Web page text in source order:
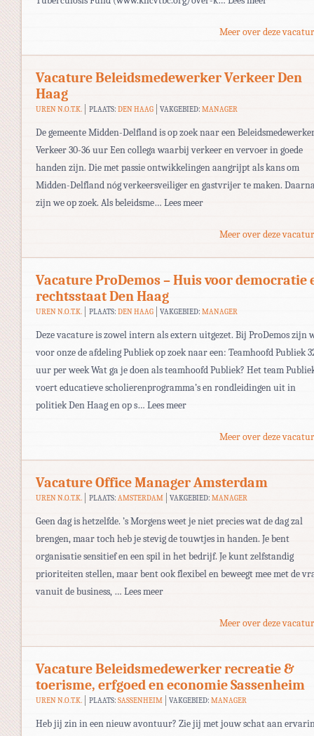
Meer over deze
Vacature Beleidsmedewerker Verkeer Den
Haag
UREN N.O.T.K. PLAATS: DEN HAAG VAKGEBIED:MANAGER
De gemeente Midden-Delfland is op zoek naar een
Verkeer 30-36 uur Een collega waarbij verkeer en vervoer in goede
handen zijn. Die met passie ontwikkelingen aangrijpt als kans om
Midden-Delfland nóg verkeersveiliger en gastvrijer te maken.
zijn we op zoek. Als beleidsme… Lees meer
Meer over deze
Vacature ProDemos – Huis voor democratie
rechtsstaat Den Haag
UREN N.O.T.K. PLAATS: DEN HAAG VAKGEBIED:MANAGER
Deze vacature is zowel intern als extern uitgezet. Bij ProDemos zijn
voor onze de afdeling Publiek op zoek naar een: Teamhoofd Publiek
uur per week Wat ga je doen als teamhoofd Publiek? Het team
voert educatieve scholierenprogramma’s en rondleidingen uit in
politiek Den Haag en op s… Lees meer
Meer over deze
Vacature Office Manager Amsterdam
UREN N.O.T.K. PLAATS: AMSTERDAM VAKGEBIED:MANAGER
Geen dag is hetzelfde. ’s Morgens weet je niet precies wat de dag zal
brengen, maar toch heb je stevig de touwtjes in handen. Je bent
organisatie sensitief en een spil in het bedrijf. Je kunt zelfstandig
prioriteiten stellen, maar bent ook flexibel en beweegt mee met de
vanuit de business, … Lees meer
Meer over deze
Vacature Beleidsmedewerker recreatie &
toerisme, erfgoed en economie Sassenheim
UREN N.O.T.K. PLAATS: SASSENHEIM VAKGEBIED:MANAGER
Heb jij zin in een nieuw avontuur? Zie jij met jouw schat aan